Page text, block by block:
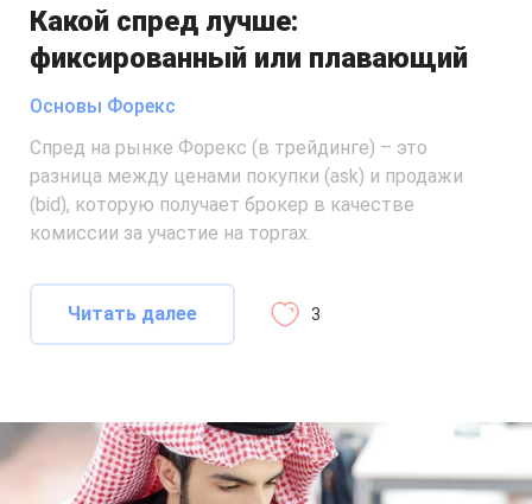
Какой спред лучше:
фиксированный или плавающий
Основы Форекс
Спред на рынке Форекс (в трейдинге) – это
разница между ценами покупки (ask) и продажи
(bid), которую получает брокер в качестве
комиссии за участие на торгах.
Читать далее 3